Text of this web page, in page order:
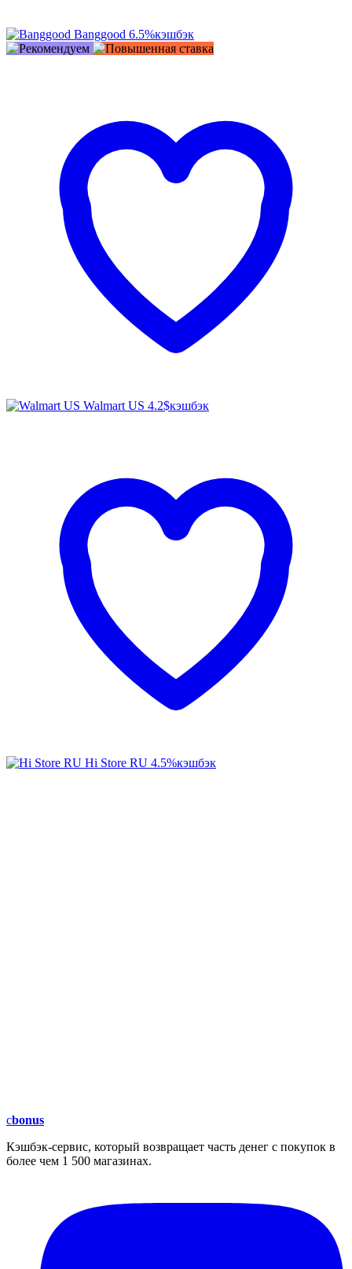
Banggood 6.5%кэшбэк
Walmart US 4.2$кэшбэк
Hi Store RU 4.5%кэшбэк
cbonus
Кэшбэк-сервис, который возвращает часть денег с покупок в
более чем 1 500 магазинах.